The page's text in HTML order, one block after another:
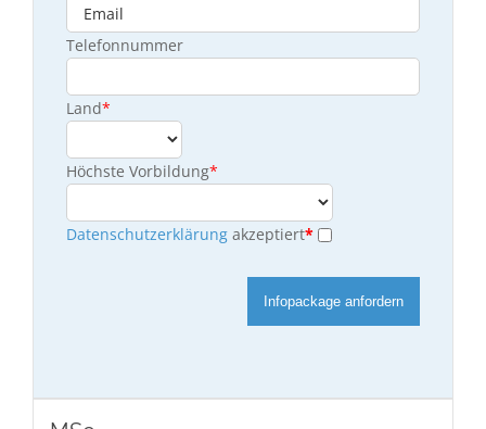
Telefonnummer
Land*
Höchste Vorbildung*
Datenschutzerklärungakzeptiert*
Infopackage anfordern